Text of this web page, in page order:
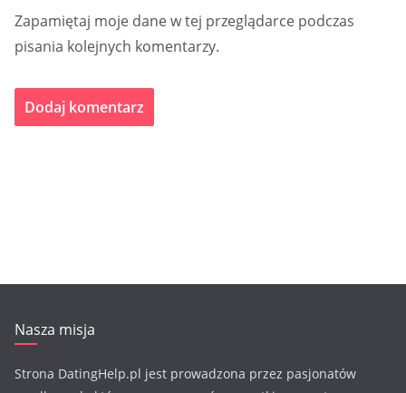
Zapamiętaj moje dane w tej przeglądarce podczas
pisania kolejnych komentarzy.
Nasza misja
Strona DatingHelp.pl jest prowadzona przez pasjonatów